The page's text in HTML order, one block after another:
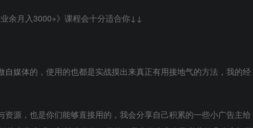
余月入3000+》课程会十分适合你↓↓
自媒体的，使用的也都是实战摸出来真正有用接地气的方法，我的经
源，也是你们能够直接用的，我会分享自己积累的一些小广告主给